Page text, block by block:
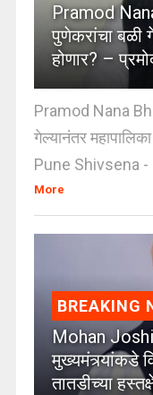
Pramod
पुणेकरांचा बळी
होणार? –
Pramod Nana
गेल्यानंतर
Pune Shivsena -
More
BREAKING
Mohan Joshi
मुख्यमंत्र्यांकडे
तातडीच्या